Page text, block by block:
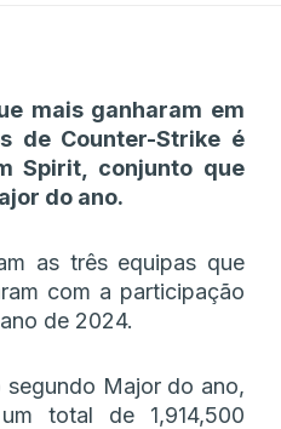
mais ganharam em
de Counter-Strike é
Spirit, conjunto que
do ano.
as três equipas que
com a participação
de 2024.
Major do ano,
total de 1,914,500